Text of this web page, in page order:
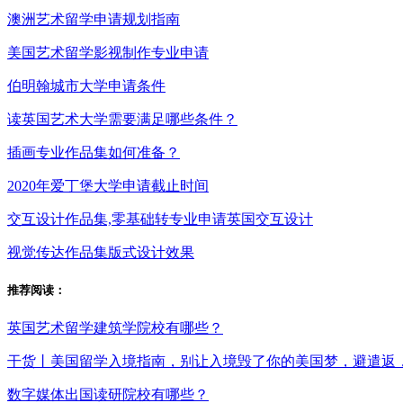
澳洲艺术留学申请规划指南
美国艺术留学影视制作专业申请
伯明翰城市大学申请条件
读英国艺术大学需要满足哪些条件？
插画专业作品集如何准备？
2020年爱丁堡大学申请截止时间
交互设计作品集,零基础转专业申请英国交互设计
视觉传达作品集版式设计效果
推荐阅读：
英国艺术留学建筑学院校有哪些？
干货丨美国留学入境指南，别让入境毁了你的美国梦，避遣返
数字媒体出国读研院校有哪些？